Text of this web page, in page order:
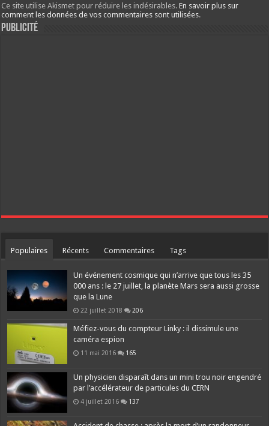
Ce site utilise Akismet pour réduire les indésirables.En savoir plus sur
comment les données de vos commentaires sont utilisées.
Publicité
Populaires Récents Commentaires Tags
Un événement cosmique qui n’arrive que tous les 35
000 ans : le 27 juillet, la planète Mars sera aussi grosse
que la Lune
22 juillet 2018 206
Méfiez-vous du compteur Linky : il dissimule une
caméra espion
11 mai 2016 165
Un physicien disparaît dans un mini trou noir engendré
par l’accélérateur de particules du CERN
4 juillet 2016 137